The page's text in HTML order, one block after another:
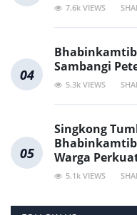
7.6k VIEWS
04
Sambangi
5.3k VIEWS
05
Singkong
Warga
5.1k VIEWS